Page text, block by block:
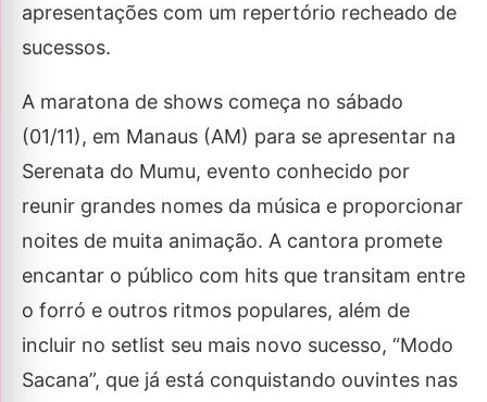
apresentações com um repertório recheado de
sucessos.
A maratona de shows começa no sábado
(01/11), em Manaus (AM) para se apresentar na
Serenata do Mumu, evento conhecido por
reunir grandes nomes da música e proporcionar
noites de muita animação. A cantora promete
encantar o público com hits que transitam entre
o forró e outros ritmos populares, além de
incluir no setlist seu mais novo sucesso, “Modo
Sacana”, que já está conquistando ouvintes nas